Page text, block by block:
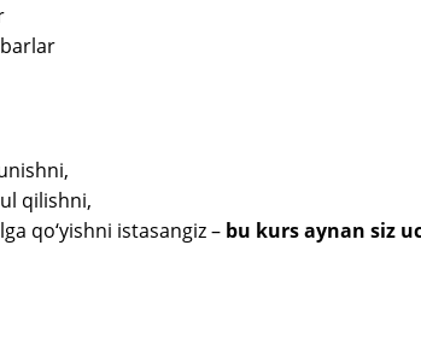
qilishni,
qo‘yishni istasangiz – bu kurs aynan siz